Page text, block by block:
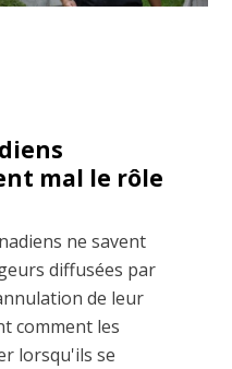
mal le rôle
ne savent
diffusées par
de leur
comment les
lorsqu'ils se